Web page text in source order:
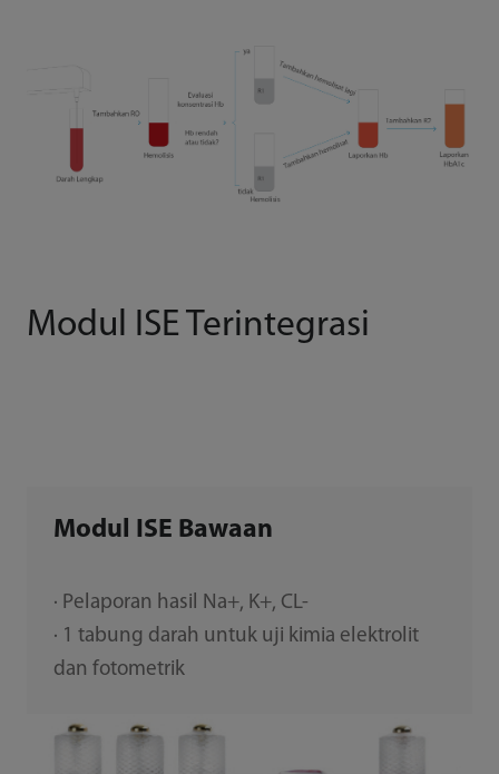
Modul ISE Terintegrasi
Modul ISE Bawaan
· Pelaporan hasil Na+, K+, CL-
· 1 tabung darah untuk uji kimia elektrolit
dan fotometrik